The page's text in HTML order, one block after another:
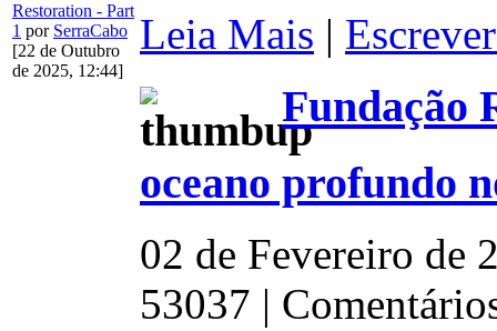
Restoration - Part
1 por SerraCabo
[22 de Outubro
de 2025, 12:44]
Leia Mais |
Fundação
oceano profundo
02 de Fevereiro de
53037 |